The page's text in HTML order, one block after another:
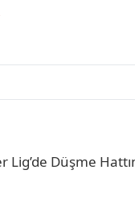
Lig’de Düşme